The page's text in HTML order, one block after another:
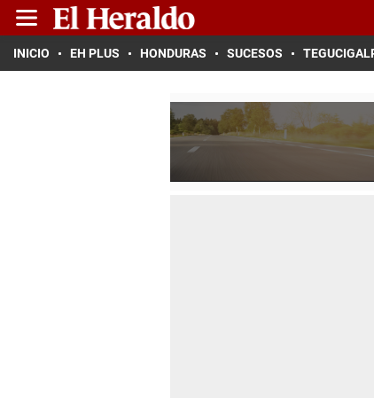
INICIO EH PLUS HONDURAS SUCESOS